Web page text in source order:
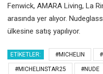
Fenwick, AMARA Living, La
arasında yer alıyor.
ülkesine satış yapılıyor.
ETIKETLER: #MICHELIN
#MICHELINSTAR25 #NUDE